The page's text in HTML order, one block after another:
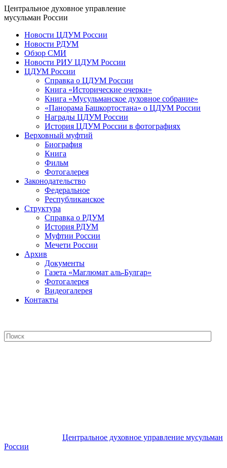
Центральное духовное управление
мусульман России
Новости ЦДУМ России
Новости РДУМ
Обзор СМИ
Новости РИУ ЦДУМ России
ЦДУМ России
Справка о ЦДУМ России
Книга «Исторические очерки»
Книга «Мусульманское духовное собрание»
«Панорама Башкортостана» о ЦДУМ России
Награды ЦДУМ России
История ЦДУМ России в фотографиях
Верховный муфтий
Биография
Книга
Фильм
Фотогалерея
Законодательство
Федеральное
Республиканское
Структура
Справка о РДУМ
История РДУМ
Муфтии России
Мечети России
Архив
Документы
Газета «Маглюмат аль-Булгар»
Фотогалерея
Видеогалерея
Контакты
Центральное духовное управление мусульман
России